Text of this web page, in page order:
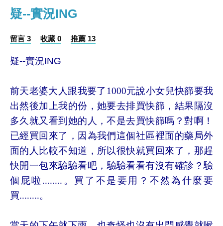
疑--實況ING
留言 3 收藏 0 推薦 13
疑--實況ING
前天老婆大人跟我要了1000元說小女兒快篩要我
出然後加上我的份，她要去排買快篩，結果隔沒
多久就又看到她的人，不是去買快篩嗎？對啊！
已經買回來了，因為我們這個社區裡面的藥局外
面的人比較不知道，所以很快就買回來了，那趕
快開一包來驗驗看吧 ，驗驗看看有沒有確診？驗
個屁啦........ 。買了不是要用？不然為什麼要
買........。